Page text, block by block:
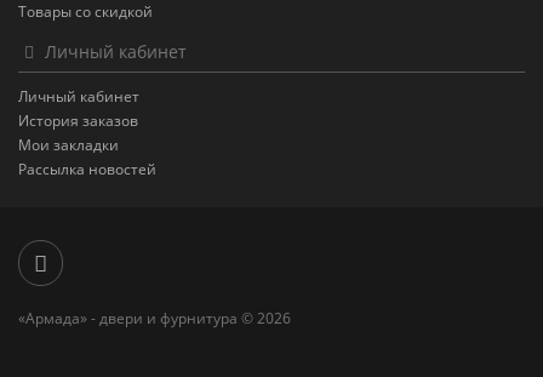
Товары со скидкой
Личный кабинет
Личный кабинет
История заказов
Мои закладки
Рассылка новостей
«Армада» - двери и фурнитура © 2026